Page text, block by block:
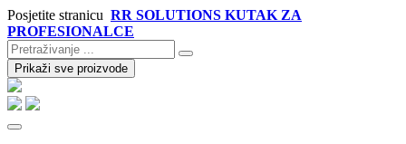
Posjetite stranicu RR SOLUTIONS KUTAK ZA
PROFESIONALCE
Prikaži sve proizvode